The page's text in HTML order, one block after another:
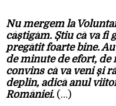
Nu mergem la
câștigăm. Știu că va fi
pregătit foarte bine.
de minute de efort, de
convins că va veni și
deplin, adică anul
României. (…)